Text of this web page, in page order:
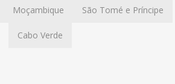
Moçambique São Tomé e Príncipe
Cabo Verde